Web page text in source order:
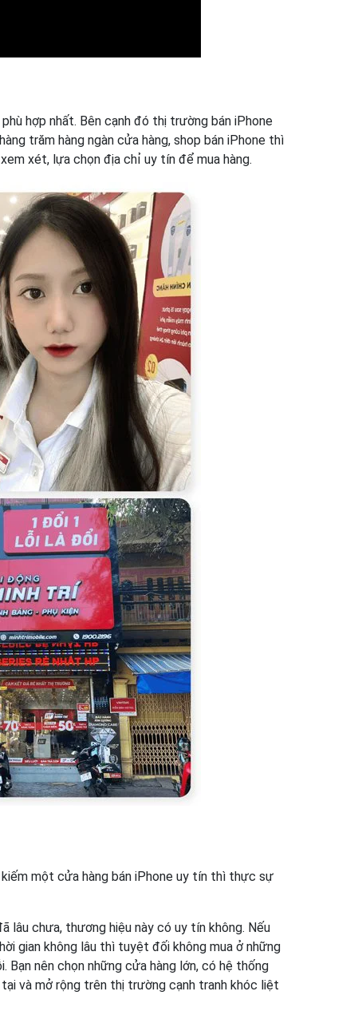
hợp nhất. Bên cạnh đó thị trường bán iPhone
trăm hàng ngàn cửa hàng, shop bán iPhone thì
xét, lựa chọn địa chỉ uy tín để mua hàng.
một cửa hàng bán iPhone uy tín thì thực sự
lâu chưa, thương hiệu này có uy tín không. Nếu
gian không lâu thì tuyệt đối không mua ở những
Bạn nên chọn những cửa hàng lớn, có hệ thống
và mở rộng trên thị trường cạnh tranh khóc liệt